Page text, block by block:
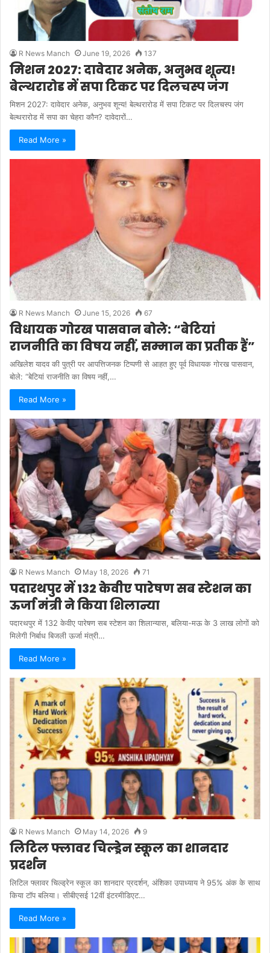
R News Manch June 19, 2026 137
मिशन 2027: दावेदार अनेक, अनुभव शून्य!
बेल्थरारोड में सपा टिकट पर दिलचस्प जंग
मिशन 2027: दावेदार अनेक, अनुभव शून्य! बेल्थरारोड में सपा टिकट पर दिलचस्प जंग
बेल्थरारोड में सपा का चेहरा कौन? दावेदारों…
Read More »
R News Manch June 15, 2026 67
विधायक गोरख पासवान बोले: “बेटियां
राजनीति का विषय नहीं, सम्मान का प्रतीक हैं”
अखिलेश यादव की पुत्री पर आपत्तिजनक टिप्पणी से आहत हुए पूर्व विधायक गोरख पासवान,
बोले: “बेटियां राजनीति का विषय नहीं,…
Read More »
R News Manch May 18, 2026 71
पदारथपुर में 132 केवीए पारेषण सब स्टेशन का
ऊर्जा मंत्री ने किया शिलान्या
पदारथपुर में 132 केवीए पारेषण सब स्टेशन का शिलान्यास, बलिया-मऊ के 3 लाख लोगों को
मिलेगी निर्बाध बिजली ऊर्जा मंत्री…
Read More »
R News Manch May 14, 2026 9
लिटिल फ्लावर चिल्ड्रेन स्कूल का शानदार
प्रदर्शन
लिटिल फ्लावर चिल्ड्रेन स्कूल का शानदार प्रदर्शन, अंशिका उपाध्याय ने 95% अंक के साथ
किया टॉप बलिया। सीबीएसई 12वीं इंटरमीडिएट…
Read More »